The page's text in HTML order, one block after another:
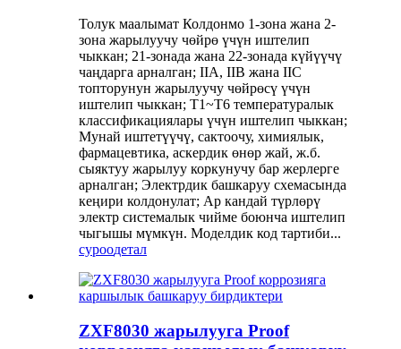
Толук маалымат Колдонмо 1-зона жана 2-
зона жарылуучу чөйрө үчүн иштелип
чыккан; 21-зонада жана 22-зонада күйүүчү
чаңдарга арналган; IIA, IIB жана IIC
топторунун жарылуучу чөйрөсү үчүн
иштелип чыккан; T1~T6 температуралык
классификациялары үчүн иштелип чыккан;
Мунай иштетүүчү, сактоочу, химиялык,
фармацевтика, аскердик өнөр жай, ж.б.
сыяктуу жарылуу коркунучу бар жерлерге
арналган; Электрдик башкаруу схемасында
кеңири колдонулат; Ар кандай түрлөрү
электр системалык чийме боюнча иштелип
чыгышы мүмкүн. Моделдик код тартиби...
суроодетал
ZXF8030 жарылууга Proof